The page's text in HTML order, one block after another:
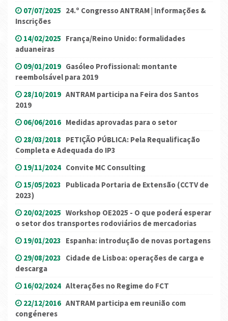
07/07/2025 24.º Congresso ANTRAM | Informações &
Inscrições
14/02/2025 França/Reino Unido: formalidades
aduaneiras
09/01/2019 Gasóleo Profissional: montante
reembolsável para 2019
28/10/2019 ANTRAM participa na Feira dos Santos
2019
06/06/2016 Medidas aprovadas para o setor
28/03/2018 PETIÇÃO PÚBLICA: Pela Requalificação
Completa e Adequada do IP3
19/11/2024 Convite MC Consulting
15/05/2023 Publicada Portaria de Extensão (CCTV de
2023)
20/02/2025 Workshop OE2025 - O que poderá esperar
o setor dos transportes rodoviários de mercadorias
19/01/2023 Espanha: introdução de novas portagens
29/08/2023 Cidade de Lisboa: operações de carga e
descarga
16/02/2024 Alterações no Regime do FCT
22/12/2016 ANTRAM participa em reunião com
congéneres